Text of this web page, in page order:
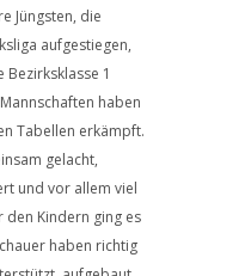
Jüngsten, die
aufgestiegen,
Bezirksklasse 1
haben
Tabellen erkämpft.
gelacht,
und vor allem viel
den Kindern ging es
haben richtig